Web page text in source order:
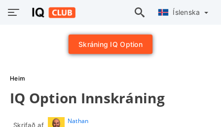
Íslenska
Skráning IQ Option
Heim
IQ Option Innskráning
Skrifað af
Nathan